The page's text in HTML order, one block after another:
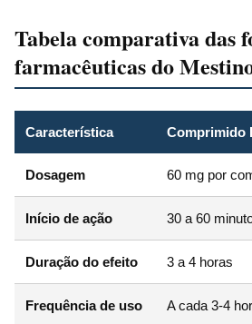
Tabela comparativa das
farmacêuticas do
Característica Comprimido
Dosagem 60 mg por
Início de ação 30 a 60
Duração do efeito 3 a 4 horas
Frequência de uso A cada 3-4